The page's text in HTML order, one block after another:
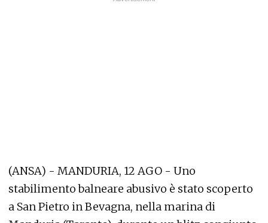
(ANSA) - MANDURIA, 12 AGO - Uno
stabilimento balneare abusivo è stato scoperto
a San Pietro in Bevagna, nella marina di